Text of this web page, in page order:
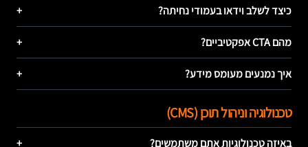
כיצד לשלב וידאו בעמודי נחיתה? +
מהם CTA אפקטיביים? +
איך נמנעים מעומס מידע? +
טכנולוגיה וניהול תוכן (CMS)
באיזה טכנולוגיות אתם משתמשים? +